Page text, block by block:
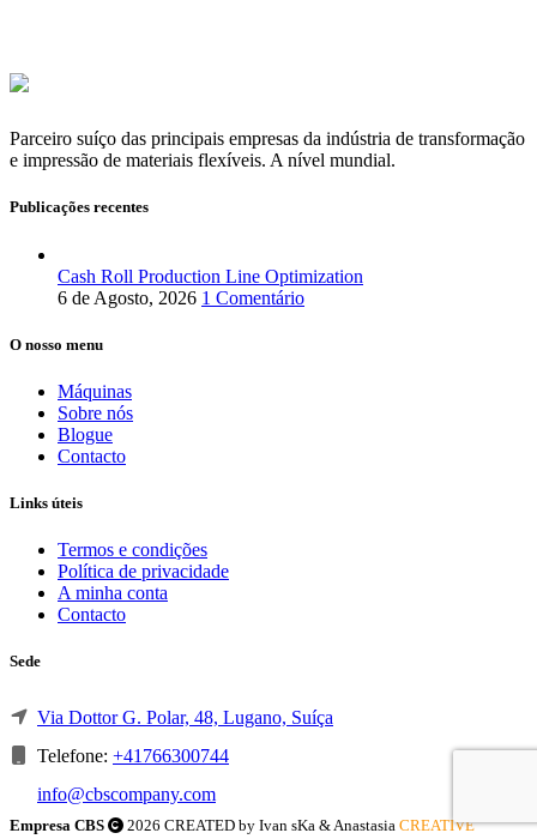
Parceiro suíço das principais empresas da indústria de transformação
e impressão de materiais flexíveis. A nível mundial.
Publicações recentes
Cash Roll Production Line Optimization
6 de Agosto, 2026 1 Comentário
O nosso menu
Máquinas
Sobre nós
Blogue
Contacto
Links úteis
Termos e condições
Política de privacidade
A minha conta
Contacto
Sede
Via Dottor G. Polar, 48, Lugano, Suíça
Telefone: +41766300744
info@cbscompany.com
Empresa CBS 2026 CREATED by Ivan sKa & Anastasia CREATIVE